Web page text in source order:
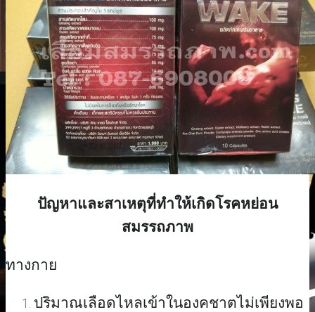
ปัญหาและสาเหตุที่ทำให้เกิดโรคหย่อน
สมรรถภาพ
ทางกาย
ปริมาณเลือดไหลเข้าในองคชาตไม่เพียงพอ